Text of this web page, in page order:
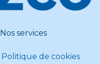
Nos services
Politique de cookies